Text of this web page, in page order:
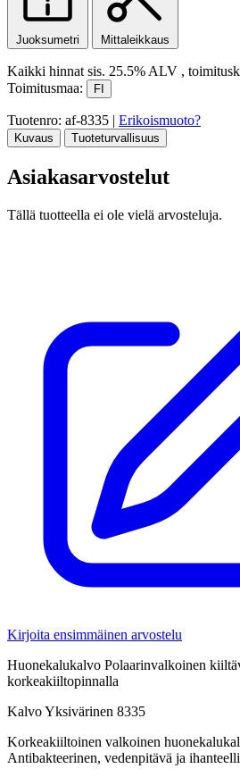
Juoksumetri Mittaleikkaus
Kaikki hinnat sis. 25.5% ALV ,
Toimitusmaa:
FI
Tuotenro: af-8335 | Erikoismuoto?
Kuvaus Tuoteturvallisuus
Asiakasarvostelut
Tällä tuotteella ei ole vielä arvosteluja.
Kirjoita ensimmäinen arvostelu
Huonekalukalvo Polaarinvalkoinen
korkeakiiltopinnalla
Kalvo Yksivärinen 8335
Korkeakiiltoinen valkoinen
Antibakteerinen, vedenpitävä ja